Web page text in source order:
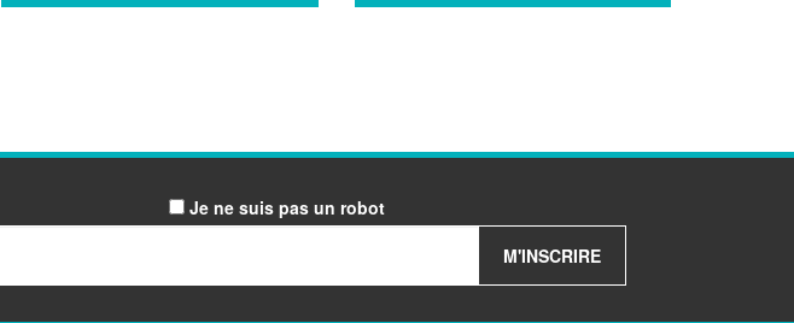
Je ne suis pas un robot
M'INSCRIRE